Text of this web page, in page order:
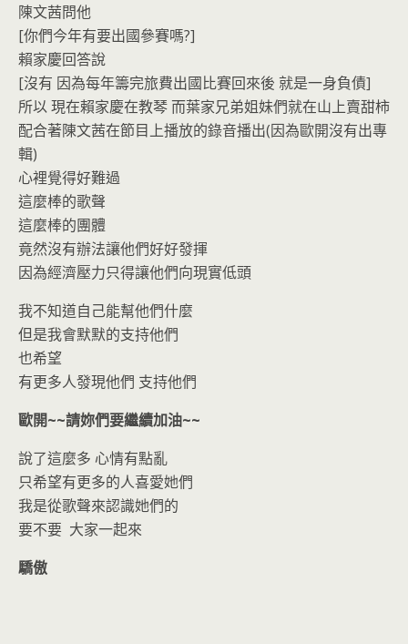
陳文茜問他
[你們今年有要出國參賽嗎?]
賴家慶回答說
[沒有 因為每年籌完旅費出國比賽回來後 就是一身負債]
所以 現在賴家慶在教琴 而葉家兄弟姐妹們就在山上賣甜柿
配合著陳文茜在節目上播放的錄音播出(因為歐開沒有出專
輯)
心裡覺得好難過
這麼棒的歌聲
這麼棒的團體
竟然沒有辦法讓他們好好發揮
因為經濟壓力只得讓他們向現實低頭
我不知道自己能幫他們什麼
但是我會默默的支持他們
也希望
有更多人發現他們 支持他們
歐開~~請妳們要繼續加油~~
說了這麼多 心情有點亂
只希望有更多的人喜愛她們
我是從歌聲來認識她們的
要不要 大家一起來
驕傲